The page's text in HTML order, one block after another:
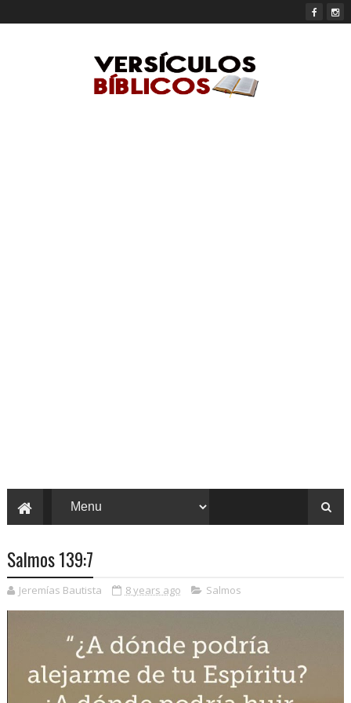
Salmos 139:7
Jeremías Bautista 8 years ago Salmos